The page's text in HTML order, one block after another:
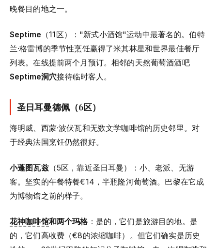
晚餐目的地之一。
Septime （11区）："新式小酒馆"运动中最著名的。伯特
兰·格雷博的季节性烹饪赢得了米其林星和世界最佳餐厅
列表。在线提前两个月预订。相邻的天然葡萄酒酒吧
Septime洞穴接待临时客人。
圣日耳曼德佩（6区）
海明威、西蒙·波伏瓦和无数文学咖啡馆的历史邻里。对
于经典法国烹饪仍然很好。
小蓬图瓦兹（5区，靠近圣日耳曼）：小、老派、无游
客。坚实的午餐特餐€14，半瓶隆河葡萄酒。巴黎在它成
为博物馆之前的样子。
花神咖啡馆和两个玛格：是的，它们是旅游目的地。是
的，它们高收费（€8的浓缩咖啡）。但它们确实是历史